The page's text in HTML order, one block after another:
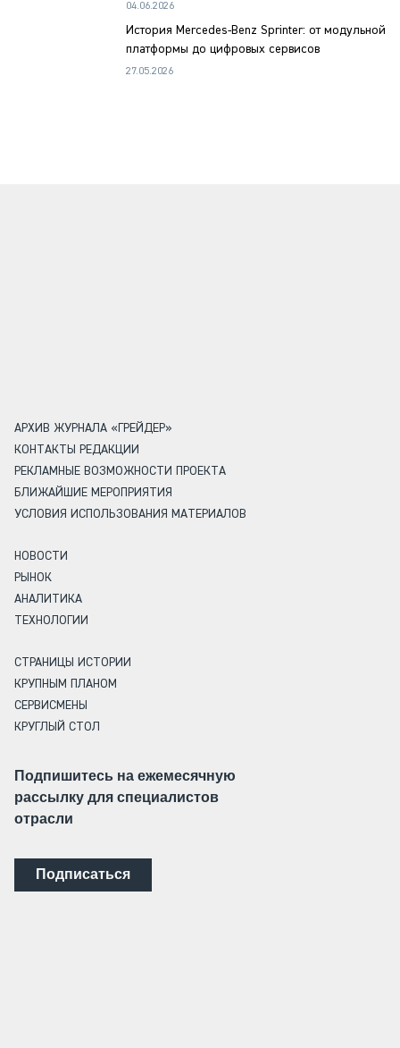
04.06.2026
История Mercedes-Benz Sprinter: от модульной
платформы до цифровых сервисов
27.05.2026
АРХИВ ЖУРНАЛА «ГРЕЙДЕР»
КОНТАКТЫ РЕДАКЦИИ
РЕКЛАМНЫЕ ВОЗМОЖНОСТИ ПРОЕКТА
БЛИЖАЙШИЕ МЕРОПРИЯТИЯ
УСЛОВИЯ ИСПОЛЬЗОВАНИЯ МАТЕРИАЛОВ
НОВОСТИ
РЫНОК
АНАЛИТИКА
ТЕХНОЛОГИИ
СТРАНИЦЫ ИСТОРИИ
КРУПНЫМ ПЛАНОМ
СЕРВИСМЕНЫ
КРУГЛЫЙ СТОЛ
Подпишитесь на ежемесячную
рассылку для специалистов
отрасли
Подписаться